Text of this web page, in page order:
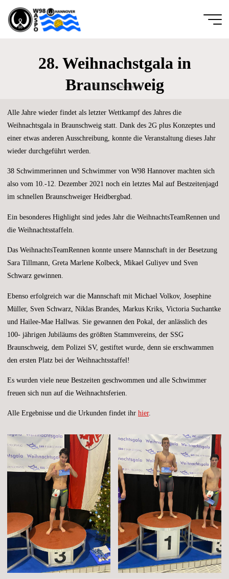
Inhalt
springen
von 1889
Hannover e.V.
DIE
UND
WASSERBALLSPORTS
28. Weihnachstgala in
Braunschweig
Start Schwimmen
Alle Jahre wieder findet als letzter Wettkampf des Jahres die
Weihnachtsgala in Braunschweig statt. Dank des 2G plus Konzeptes und
einer etwas anderen Ausschreibung, konnte die Veranstaltung dieses Jahr
wieder durchgeführt werden.
38 Schwimmerinnen und Schwimmer von W98 Hannover machten sich
also vom 10.-12. Dezember 2021 noch ein letztes Mal auf Bestzeitenjagd
im schnellen Braunschweiger Heidbergbad.
Ein besonderes Highlight sind jedes Jahr die WeihnachtsTeamRennen und
die Weihnachtsstaffeln.
Das WeihnachtsTeamRennen konnte unsere Mannschaft in der Besetzung
Sara Tillmann, Greta Marlene Kolbeck, Mikael Guliyev und Sven
Schwarz gewinnen.
Ebenso erfolgreich war die Mannschaft mit Michael Volkov, Josephine
Müller, Sven Schwarz, Niklas Brandes, Markus Kriks, Victoria Suchantke
und Hailee-Mae Hallwas. Sie gewannen den Pokal, der anlässlich des
100- jährigen Jubiläums des größten Stammvereins, der SSG
Braunschweig, dem Polizei SV, gestiftet wurde, denn sie erschwammen
den ersten Platz bei der Weihnachtsstaffel!
Es wurden viele neue Bestzeiten geschwommen und alle Schwimmer
freuen sich nun auf die Weihnachtsferien.
Alle Ergebnisse und die Urkunden findet ihrhier.